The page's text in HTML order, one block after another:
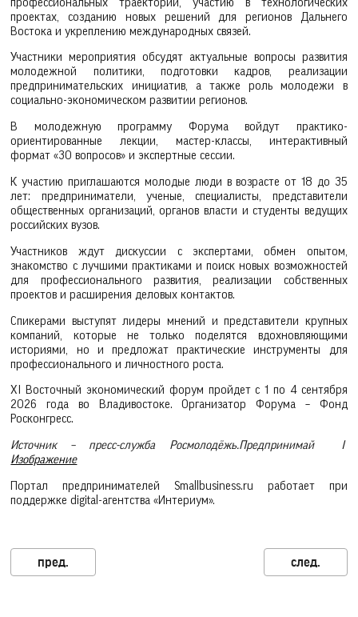
профессиональных траекторий, участию в технологических
проектах, созданию новых решений для регионов Дальнего
Востока и укреплению международных связей.
Участники мероприятия обсудят актуальные вопросы развития
молодежной политики, подготовки кадров, реализации
предпринимательских инициатив, а также роль молодежи в
социально-экономическом развитии регионов.
В молодежную программу Форума войдут практико-
ориентированные лекции, мастер-классы, интерактивный
формат «30 вопросов» и экспертные сессии.
К участию приглашаются молодые люди в возрасте от 18 до 35
лет: предприниматели, ученые, специалисты, представители
общественных организаций, органов власти и студенты ведущих
российских вузов.
Участников ждут дискуссии с экспертами, обмен опытом,
знакомство с лучшими практиками и поиск новых возможностей
для профессионального развития, реализации собственных
проектов и расширения деловых контактов.
Спикерами выступят лидеры мнений и представители крупных
компаний, которые не только поделятся вдохновляющими
историями, но и предложат практические инструменты для
профессионального и личностного роста.
XI Восточный экономический форум пройдет с 1 по 4 сентября
2026 года во Владивостоке. Организатор Форума – Фонд
Росконгресс.
Источник – пресс-служба Росмолодёжь.Предпринимай I
Изображение
Портал предпринимателей Smallbusiness.ru работает при
поддержке digital-агентства «Интериум».